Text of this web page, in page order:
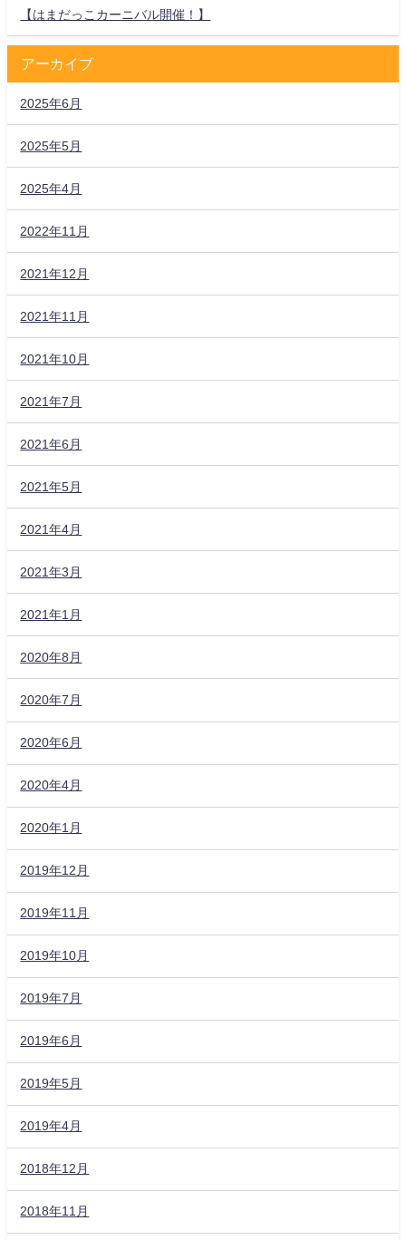
【はまだっこカーニバル開催！】
アーカイブ
2025年6月
2025年5月
2025年4月
2022年11月
2021年12月
2021年11月
2021年10月
2021年7月
2021年6月
2021年5月
2021年4月
2021年3月
2021年1月
2020年8月
2020年7月
2020年6月
2020年4月
2020年1月
2019年12月
2019年11月
2019年10月
2019年7月
2019年6月
2019年5月
2019年4月
2018年12月
2018年11月